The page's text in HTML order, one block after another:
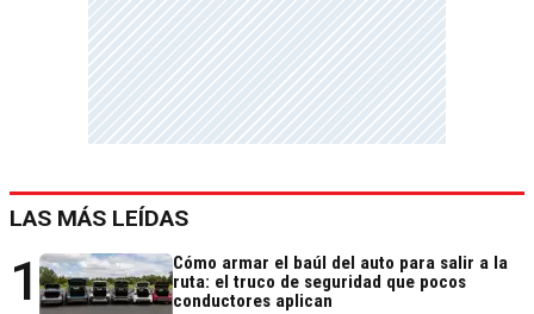
LAS MÁS LEÍDAS
1
Cómo armar el baúl del auto para salir a la
ruta: el truco de seguridad que pocos
conductores aplican